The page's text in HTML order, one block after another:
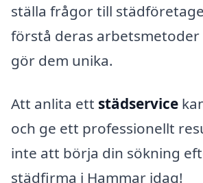
ställa frågor till
förstå deras arbetsmetoder
gör dem unika.
Att anlita ett städservice
och ge ett professionellt
inte att börja din sökning
städfirma i Hammar idag!